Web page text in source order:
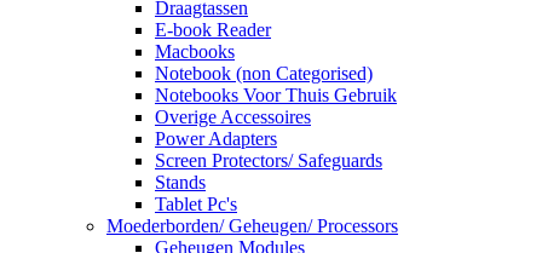
Draagtassen
E-book Reader
Macbooks
Notebook (non Categorised)
Notebooks Voor Thuis Gebruik
Overige Accessoires
Power Adapters
Screen Protectors/ Safeguards
Stands
Tablet Pc's
Moederborden/ Geheugen/ Processors
Geheugen Modules